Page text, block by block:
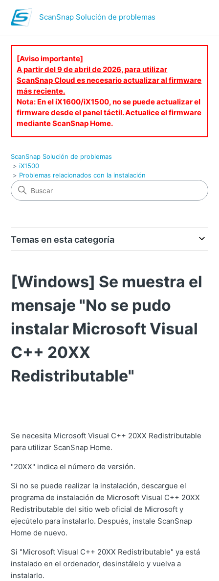
ScanSnap Solución de problemas
[Aviso importante]
A partir del 9 de abril de 2026, para utilizar
ScanSnap Cloud es necesario actualizar al firmware
más reciente.
Nota: En el iX1600/iX1500, no se puede actualizar el
firmware desde el panel táctil. Actualice el firmware
mediante ScanSnap Home.
ScanSnap Solución de problemas
iX1500
Problemas relacionados con la instalación
Temas en esta categoría
[Windows] Se muestra el
mensaje "No se pudo
instalar Microsoft Visual
C++ 20XX
Redistributable"
Se necesita Microsoft Visual C++ 20XX Redistributable
para utilizar ScanSnap Home.
"20XX" indica el número de versión.
Si no se puede realizar la instalación, descargue el
programa de instalación de Microsoft Visual C++ 20XX
Redistributable del sitio web oficial de Microsoft y
ejecútelo para instalarlo. Después, instale ScanSnap
Home de nuevo.
Si "Microsoft Visual C++ 20XX Redistributable" ya está
instalado en el ordenador, desinstálelo y vuelva a
instalarlo.